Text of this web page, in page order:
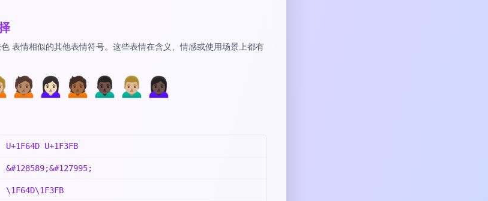
色 表情相似的其他表情符号。这些表情在含义、情感或使用场景上都有
🙍🏽 🙍🏻‍♀️ 🙍🏾 🙍🏿‍♂️ 🙍🏼‍♂️ 🙍🏿‍♀️
U+1F64D U+1F3FB
&#128589;&#127995;
\1F64D\1F3FB